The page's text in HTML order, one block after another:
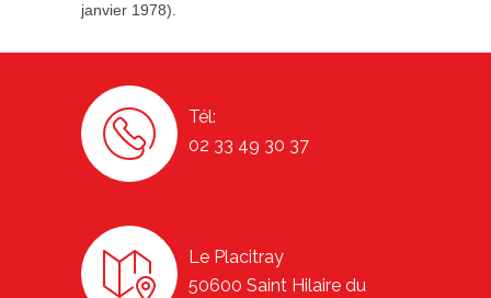
janvier 1978).
Tél:
02 33 49 30 37
Le Placitray
50600 Saint Hilaire du